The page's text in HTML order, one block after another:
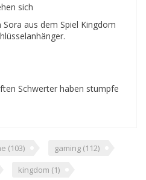
sich
aus dem Spiel Kingdom
Schwerter haben stumpfe
(103) gaming (112)
kingdom (1)